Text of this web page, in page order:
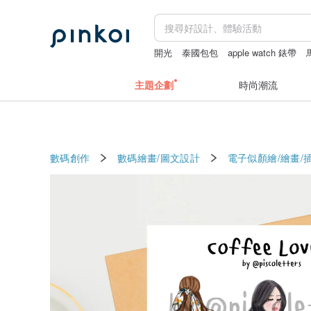
開光 泰國包包 apple watch 錶帶
主題企劃 時尚潮流
數碼創作 數碼繪畫/圖文設計 電子似顏繪/繪畫/